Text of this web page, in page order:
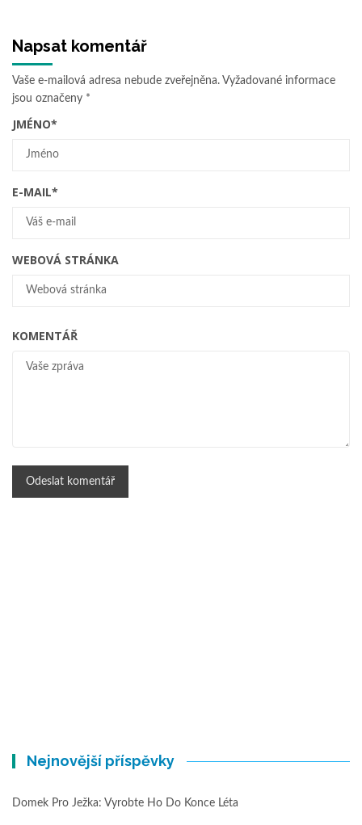
Napsat komentář
Vaše e-mailová adresa nebude zveřejněna. Vyžadované informace
jsou označeny *
JMÉNO*
E-MAIL*
WEBOVÁ STRÁNKA
KOMENTÁŘ
Nejnovější příspěvky
Domek Pro Ježka: Vyrobte Ho Do Konce Léta